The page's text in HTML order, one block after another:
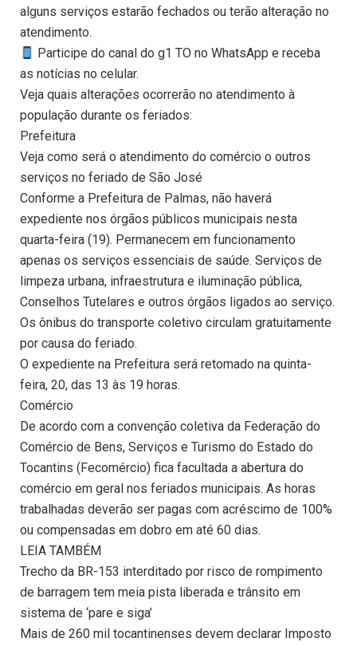
alguns serviços estarão fechados ou terão alteração no
atendimento.
Participe do canal do g1 TO no WhatsApp e receba
as notícias no celular.
Veja quais alterações ocorrerão no atendimento à
população durante os feriados:
Prefeitura
Veja como será o atendimento do comércio o outros
serviços no feriado de São José
Conforme a Prefeitura de Palmas, não haverá
expediente nos órgãos públicos municipais nesta
quarta-feira (19). Permanecem em funcionamento
apenas os serviços essenciais de saúde. Serviços de
limpeza urbana, infraestrutura e iluminação pública,
Conselhos Tutelares e outros órgãos ligados ao serviço.
Os ônibus do transporte coletivo circulam gratuitamente
por causa do feriado.
O expediente na Prefeitura será retomado na quinta-
feira, 20, das 13 às 19 horas.
Comércio
De acordo com a convenção coletiva da Federação do
Comércio de Bens, Serviços e Turismo do Estado do
Tocantins (Fecomércio) fica facultada a abertura do
comércio em geral nos feriados municipais. As horas
trabalhadas deverão ser pagas com acréscimo de 100%
ou compensadas em dobro em até 60 dias.
LEIA TAMBÉM
Trecho da BR-153 interditado por risco de rompimento
de barragem tem meia pista liberada e trânsito em
sistema de ‘pare e siga’
Mais de 260 mil tocantinenses devem declarar Imposto